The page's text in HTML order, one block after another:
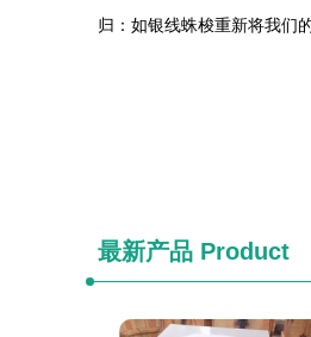
归：如银线蛛梭重新将我
最新产品 Product